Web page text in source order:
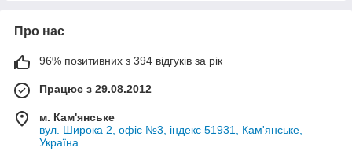
Про нас
96% позитивних з 394 відгуків за рік
Працює з 29.08.2012
м. Кам'янське
вул. Широка 2, офіс №3, індекс 51931, Кам'янське,
Україна